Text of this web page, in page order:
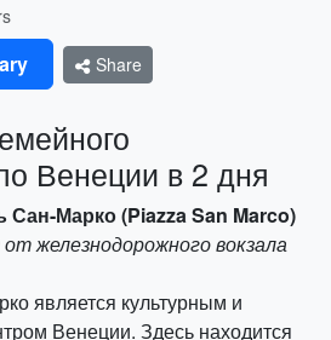
Share
Венеции в 2 дня
Марко (Piazza San Marco)
железнодорожного вокзала
является культурным и
Венеции. Здесь находится